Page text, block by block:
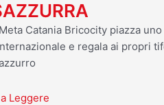
Catania Bricocity piazza
e regala ai propri
Leggere